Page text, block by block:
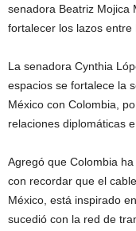
senadora Beatriz Mojica
fortalecer los lazos
La senadora Cynthia
espacios se fortalece la
México con Colombia,
relaciones diplomáticas
Agregó que Colombia
con recordar que el
México, está inspirado
sucedió con la red de